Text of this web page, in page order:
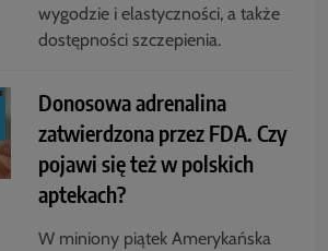
wygodzie i elastyczności, a także
dostępności szczepienia.
Donosowa adrenalina
zatwierdzona przez FDA. Czy
pojawi się też w polskich
aptekach?
W miniony piątek Amerykańska